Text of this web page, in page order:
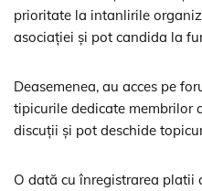
prioritate la intanlirile
asociației și pot candida la
Deasemenea, au acces pe
tipicurile dedicate membrilor
discuții și pot deschide
O dată cu înregistrarea platii